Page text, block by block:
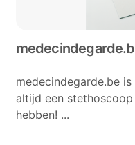
medecindegarde.be
altijd een
hebben! ...